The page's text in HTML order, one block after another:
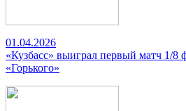
01.04.2026
«Кузбасс» выиграл первый матч 1/8
«Горького»